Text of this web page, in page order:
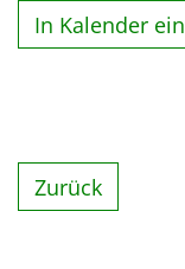
In Kalender
Zurück